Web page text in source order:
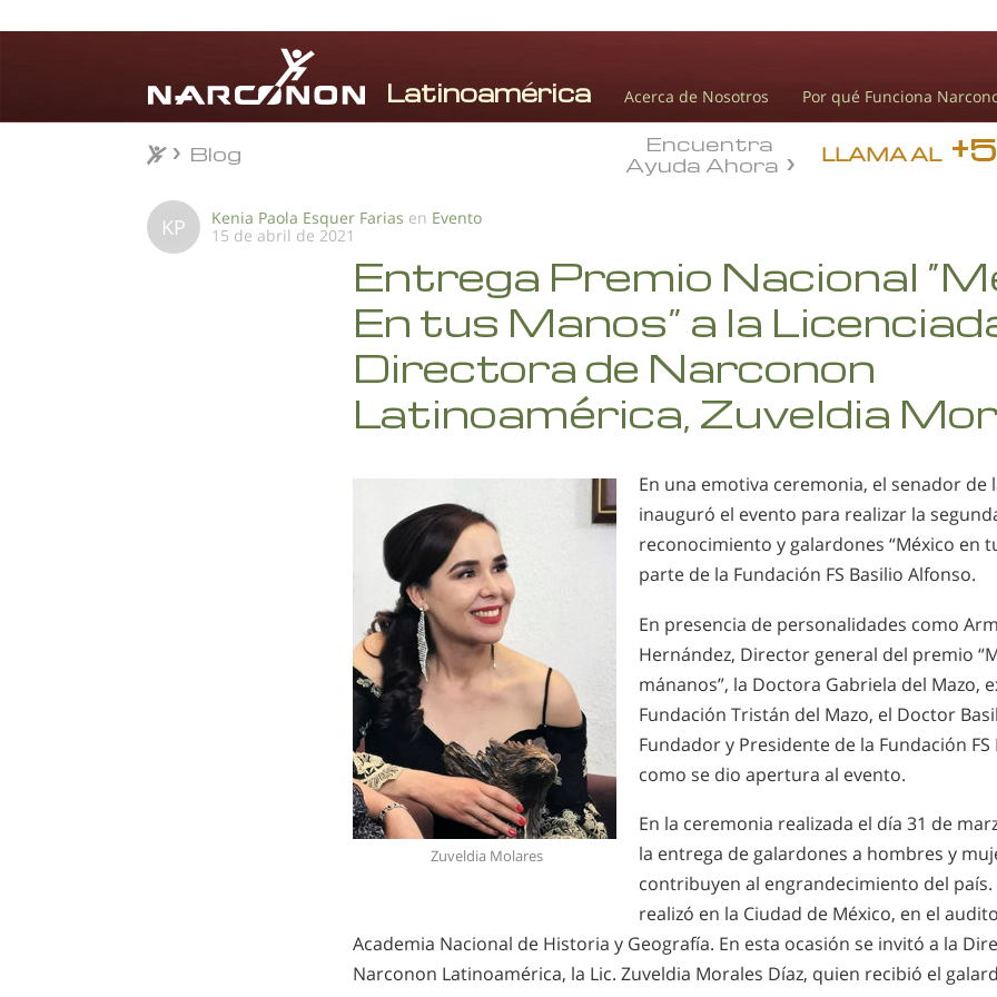
Acerca de Nosotros Por qué Funciona
LLAMA AL
Encuentra
Ayuda Ahora
Blog
KP Kenia Paola Esquer Farias en Evento
15 de abril de 2021
Entrega Premio Nacional
En tus Manos” a la
Directora de Narconon
Latinoamérica, Zuveldia
Zuveldia Molares
En una emotiva ceremonia, el senador de
inauguró el evento para realizar la
reconocimiento y galardones “México en
parte de la Fundación FS Basilio Alfonso.
En presencia de personalidades como
Hernández, Director general del premio
mánanos”, la Doctora Gabriela del Mazo,
Fundación Tristán del Mazo, el Doctor
Fundador y Presidente de la Fundación FS
como se dio apertura al evento.
En la ceremonia realizada el día 31 de
la entrega de galardones a hombres y
contribuyen al engrandecimiento del país.
realizó en la Ciudad de México, en el
Academia Nacional de Historia y Geografía. En esta ocasión se invitó a la
Narconon Latinoamérica, la Lic. Zuveldia Morales Díaz, quien recibió el
Blog